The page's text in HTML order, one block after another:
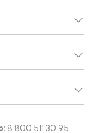
8 800 511 30 95